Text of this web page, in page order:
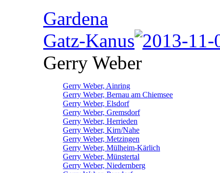
Gardena
Gatz-Kanus
Gerry Weber
Gerry Weber, Ainring
Gerry Weber, Bernau am Chiemsee
Gerry Weber, Elsdorf
Gerry Weber, Gremsdorf
Gerry Weber, Herrieden
Gerry Weber, Kirn/Nahe
Gerry Weber, Metzingen
Gerry Weber, Mülheim-Kärlich
Gerry Weber, Münstertal
Gerry Weber, Niedernberg